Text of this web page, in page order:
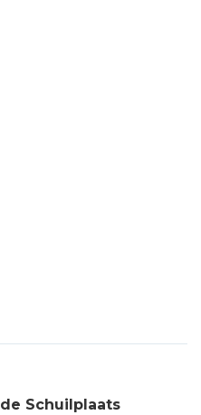
Schuilplaats